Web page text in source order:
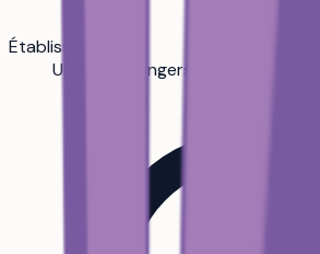
Établissement
Université Angers